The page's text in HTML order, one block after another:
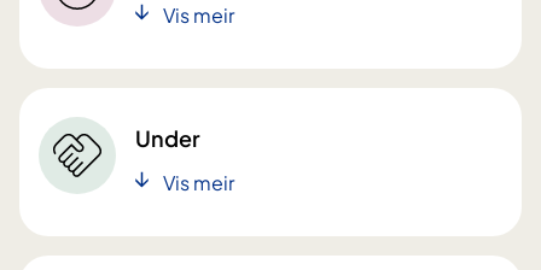
Vis meir
Under
Vis meir